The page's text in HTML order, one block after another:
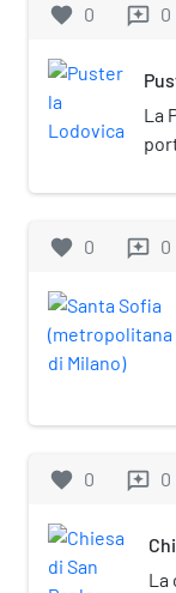
favorite 0 reviews 0
La
favorite 0 reviews 0
favorite 0 reviews 0
La